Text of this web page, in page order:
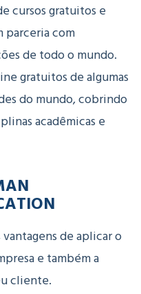
cursos gratuitos e
parceria com
de todo o mundo.
gratuitos de algumas
do mundo, cobrindo
acadêmicas e
vantagens de aplicar o
e também a
cliente.